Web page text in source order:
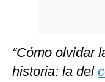
“Cómo olvidar
historia: la del